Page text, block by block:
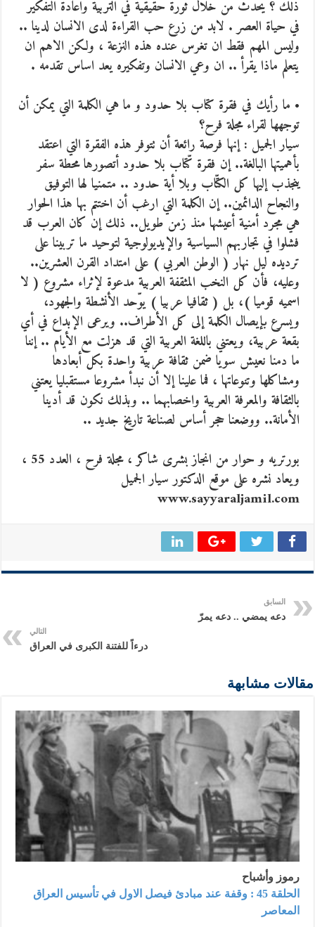
ذلك ؟ يحدث من خلال ثورة حقيقية في التربية واعادة التفكير
في حياة العصر . لابد من زرع حب القراءة لدى الانسان لدينا ..
وليس المهم فقط ان تغرس عنده هذه النزعة ، ولكن الاهم ان
يتعلم ماذا يقرأ .. ان وعي الانسان وتفكيره يعد اساس تقدمه .
• ما رأيك في فقرة كتاب بلا حدود و ما هي الكلمة التي يمكن أن
توجهها لقراء مجلة فرح؟
سيار الجميل : إنها فرصة رائعة أن تتوفر هذه الفقرة التي اعتقد
بأهميتها البالغة.. إن فقرة كّتاب بلا حدود أتصورها محطة سفر
ينجذب إليها كل الكتّاب وبلا أية حدود .. متمنيا لها التوفيق
والنجاح الدائمين.. إن الكلمة التي ارغب أن اختتم بها هذا الحوار
هي مجرد أمنية أعيشها منذ زمن طويل.. ذلك إن كان العرب قد
فشلوا في تجاربهم السياسية والإيديولوجية لتوحيد ما تربينا على
ترديده ليل نهار ( الوطن العربي ) على امتداد القرن العشرين..
وعليه، فأن كل النخب المثقفة العربية مدعوة لإثراء مشروع ( لا
اسميه قوميا )، بل ( ثقافيا عربيا ) يوّحد الأنشطة والجهود،
ويسرع بإيصال الكلمة إلى كل الأطراف.. ويرعى الإبداع في أي
بقعة عربية، ويعتني باللغة العربية التي قد هزلت مع الأيام .. إننا
ما دمنا نعيش سويا ضمن ثقافة عربية واحدة بكل أبعادها
ومشاكلها وتنوعاتها ، فما علينا إلا أن نبدأ مشروعا مستقبليا يعتني
بالثقافة والمعرفة العربية واخصابهما .. وبذلك نكون قد أدينا
الأمانة.. ووضعنا حجر أساس لصناعة تاريخ جديد ..
بورتريه و حوار من انجاز بشرى شاكر ، مجلة فرح ، العدد 55 ،
ويعاد نشره على موقع الدكتور سيار الجميل
www.sayyaraljamil.com
السابق
دعه يمضي .. دعه يمرّ
التالي
درءاً للفتنة الكبرى في العراق
مقالات مشابهة
رموز وأشباح
الحلقة 45 : وقفة عند مبادئ فيصل الاول في تأسيس العراق
المعاصر